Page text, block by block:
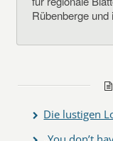
Rübenberge
Die lustigen